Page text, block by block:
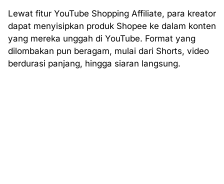
Lewat fitur YouTube Shopping Affiliate, para kreator
dapat menyisipkan produk Shopee ke dalam konten
yang mereka unggah di YouTube. Format yang
dilombakan pun beragam, mulai dari Shorts, video
berdurasi panjang, hingga siaran langsung.